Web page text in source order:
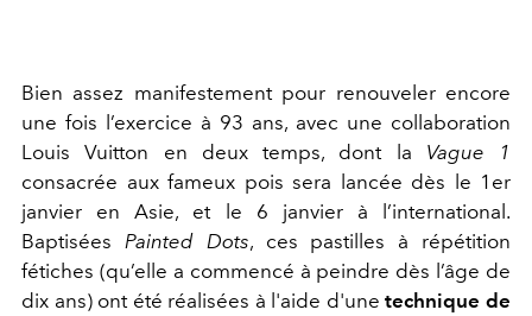
Bien assez manifestement pour renouveler encore
une fois l’exercice à 93 ans, avec une collaboration
Louis Vuitton en deux temps, dont la Vague 1
consacrée aux fameux pois sera lancée dès le 1er
janvier en Asie, et le 6 janvier à l’international.
Baptisées Painted Dots, ces pastilles à répétition
fétiches (qu’elle a commencé à peindre dès l’âge de
dix ans) ont été réalisées à l'aide d'unetechnique de